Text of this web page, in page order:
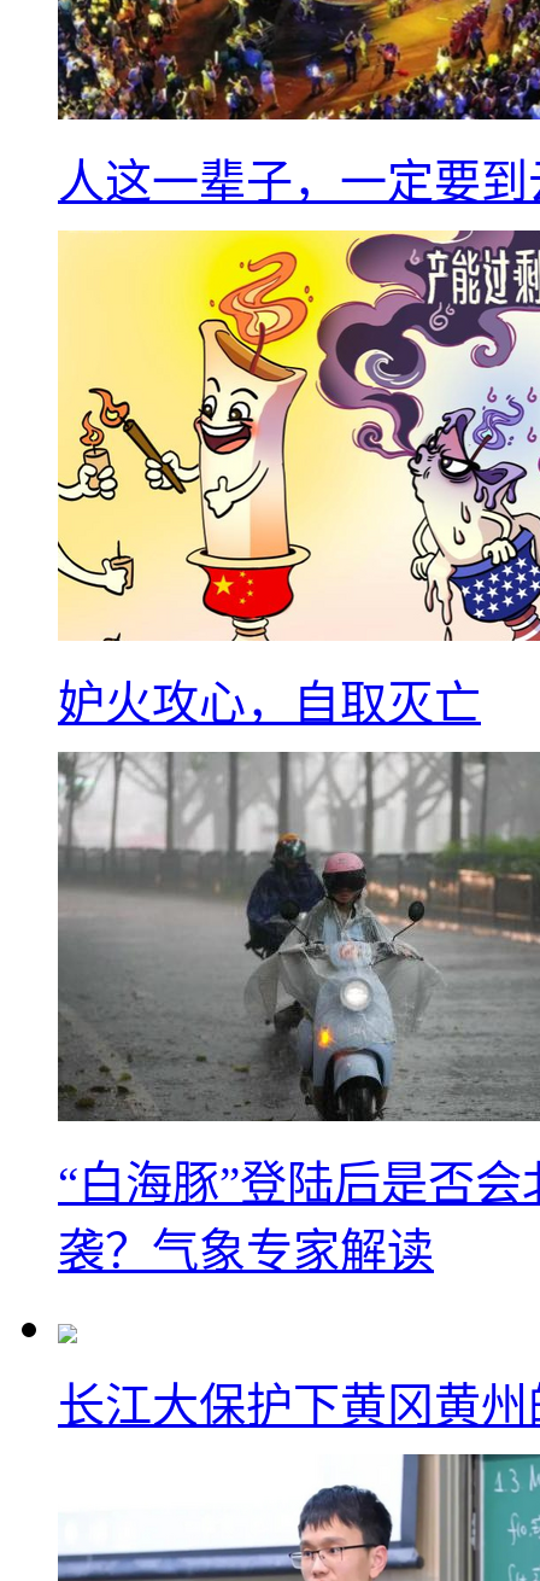
人这一辈子，一定要
妒火攻心，自取灭亡
“白海豚”登陆后是否
袭？气象专家解读
长江大保护下黄冈黄